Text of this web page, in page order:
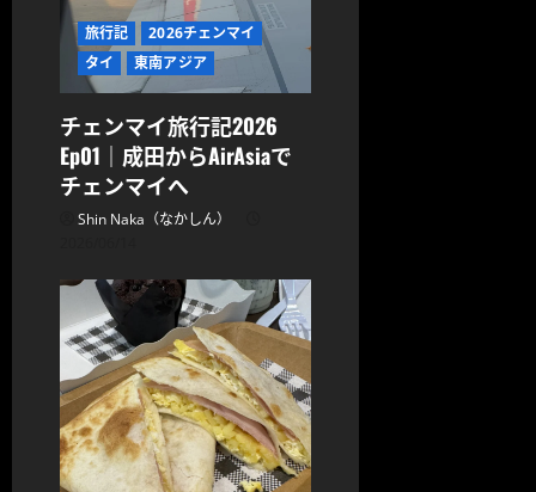
旅行記
2026チェンマイ
タイ
東南アジア
チェンマイ旅行記2026
Ep01｜成田からAirAsiaで
チェンマイへ
Shin Naka（なかしん）